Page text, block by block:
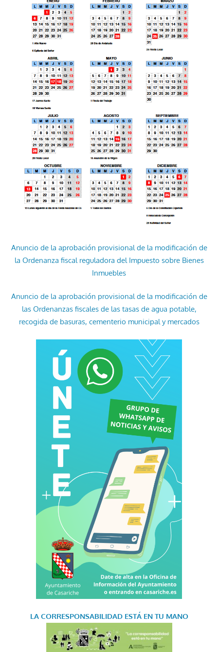
Anuncio de la aprobación provisional de la modificación de
la Ordenanza fiscal reguladora del Impuesto sobre Bienes
Inmuebles
Anuncio de la aprobación provisional de la modificación de
las Ordenanzas fiscales de las tasas de agua potable,
recogida de basuras, cementerio municipal y mercados
LA CORRESPONSABILIDAD ESTÁ EN TU MANO